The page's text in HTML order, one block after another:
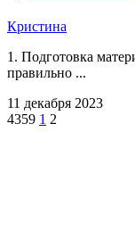
Кристина
1. Подготовка
правильно ...
11 декабря 2023
4359 1 2